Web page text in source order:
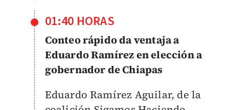
01:40 HORAS
Conteo rápido da ventaja a
Eduardo Ramírez en elección a
gobernador de Chiapas
Eduardo Ramírez Aguilar, de la